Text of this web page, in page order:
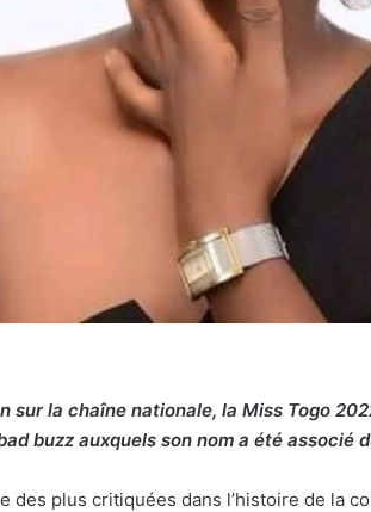
sur la chaîne nationale, la Miss Togo
buzz auxquels son nom a été associé
des plus critiquées dans l’histoire de la